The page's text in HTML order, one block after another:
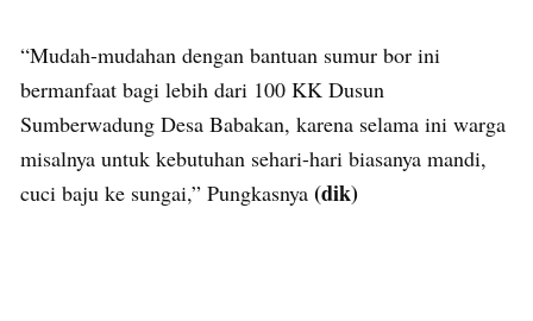
“Mudah-mudahan dengan bantuan sumur bor ini
bermanfaat bagi lebih dari 100 KK Dusun
Sumberwadung Desa Babakan, karena selama ini warga
misalnya untuk kebutuhan sehari-hari biasanya mandi,
cuci baju ke sungai,” Pungkasnya (dik)